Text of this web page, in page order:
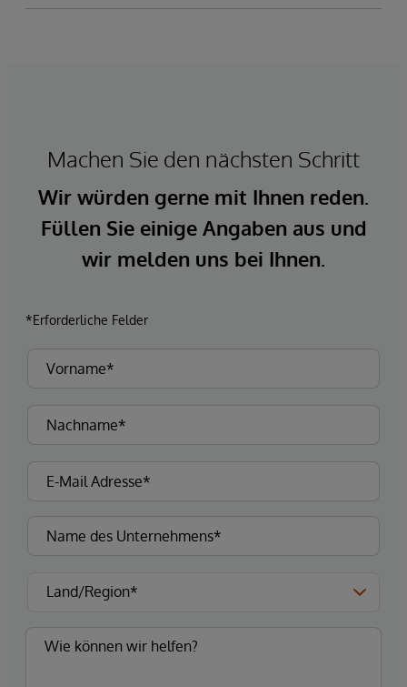
Machen Sie den nächsten Schritt
Wir würden gerne mit Ihnen reden.
Füllen Sie einige Angaben aus und
wir melden uns bei Ihnen.
*Erforderliche Felder